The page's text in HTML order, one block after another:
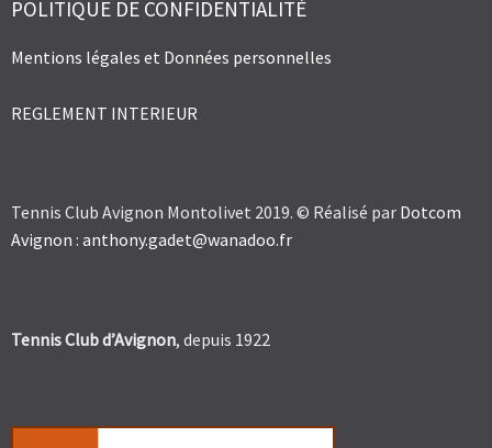
POLITIQUE DE CONFIDENTIALITÉ
Mentions légales et Données personnelles
REGLEMENT INTERIEUR
Tennis Club Avignon Montolivet 2019. © Réalisé par Dotcom
Avignon : anthony.gadet@wanadoo.fr
Tennis Club d’Avignon, depuis 1922